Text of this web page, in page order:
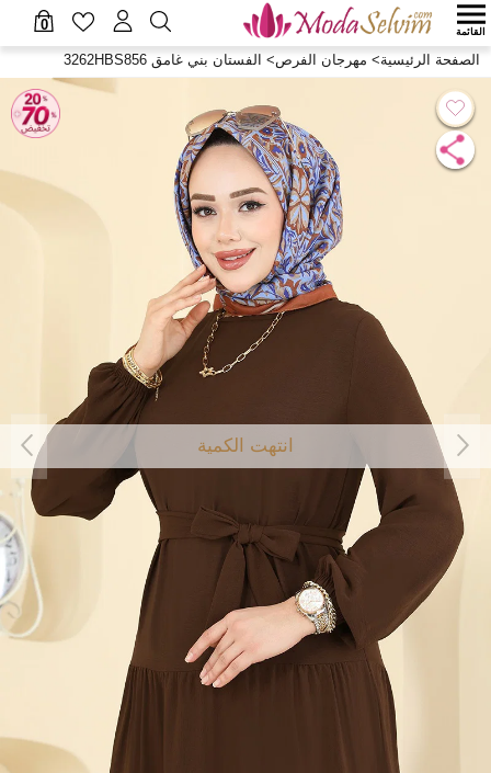
0 القائمة
الصفحة الرئيسية> مهرجان الفرص> الفستان بني غامق 3262HBS856
انتهت الكمية